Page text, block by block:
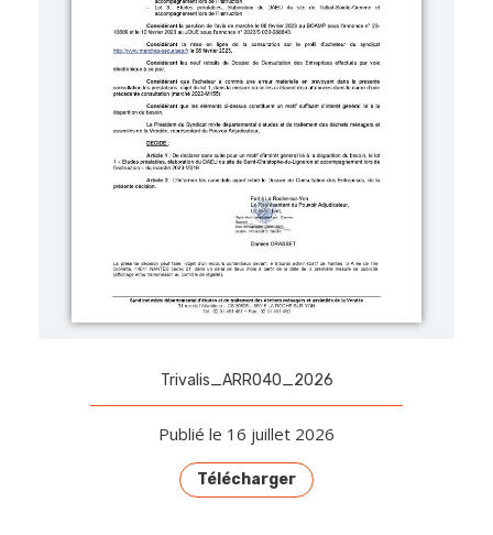
Trivalis_ARR040_2026
Publié le 16 juillet 2026
Télécharger